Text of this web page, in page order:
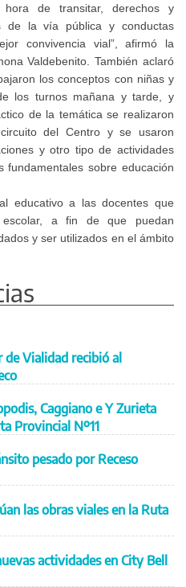
de transitar, derechos y
de la vía pública y conductas
convivencia vial”, afirmó la
Valdebenito. También aclaró
los conceptos con niñas y
los turnos mañana y tarde, y
de la temática se realizaron
del Centro y se usaron
y otro tipo de actividades
fundamentales sobre educación
educativo a las docentes que
a fin de que puedan
y ser utilizados en el ámbito
Vialidad recibió al
Caggiano e Y Zurieta
Provincial Nº11
pesado por Receso
las obras viales en la Ruta
actividades en City Bell